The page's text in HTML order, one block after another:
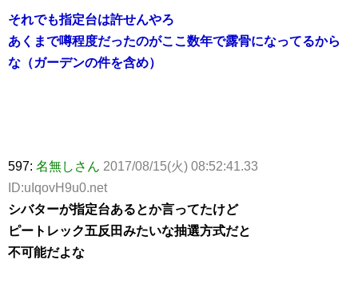
それでも指定台は許せんやろ
あくまで噂程度だったのがここ数年で露骨になってるから
な（ガーデンの件を含め）
597: 名無しさん 2017/08/15(火) 08:52:41.33
ID:uIqovH9u0.net
シバターが指定台あるとか言ってたけど
ピートレック五反田みたいな抽選方式だと
不可能だよな